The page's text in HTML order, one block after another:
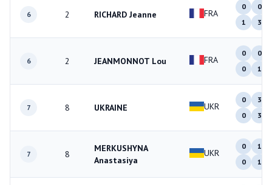
6 2 RICHARD Jeanne FRA
0
0
1
3
6 2 JEANMONNOT Lou FRA
0
0
0
1
7 8 UKRAINE UKR
0
3
0
3
7 8
MERKUSHYNA
Anastasiya
UKR
0
1
0
1